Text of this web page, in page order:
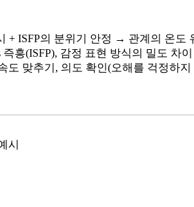
+ ISFP의 분위기 안정 → 관계의 온도
흥(ISFP), 감정 표현 방식의 밀도 차이
도 맞추기, 의도 확인(오해를 걱정하
시